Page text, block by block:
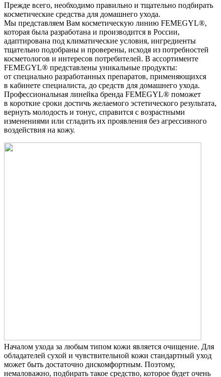
Прежде всего, необходимо правильно и тщательно подбирать
косметические средства для домашнего ухода.
Мы представляем Вам косметическую линию FEMEGYL®,
которая была разработана и производится в России,
адаптирована под климатические условия, ингредиенты
тщательно подобраны и проверены, исходя из потребностей
косметологов и интересов потребителей. В ассортименте
FEMEGYL® представлены уникальные продукты:
от специально разработанных препаратов, применяющихся
в кабинете специалиста, до средств для домашнего ухода.
Профессиональная линейка бренда FEMEGYL® поможет
в короткие сроки достичь желаемого эстетического результата,
вернуть молодость и тонус, справится с возрастными
изменениями или сгладить их проявления без агрессивного
воздействия на кожу.
Началом ухода за любым типом кожи является очищение. Для
обладателей сухой и чувствительной кожи стандартный уход
может быть достаточно дискомфортным. Поэтому,
немаловажно, подбирать такое средство, которое будет очень